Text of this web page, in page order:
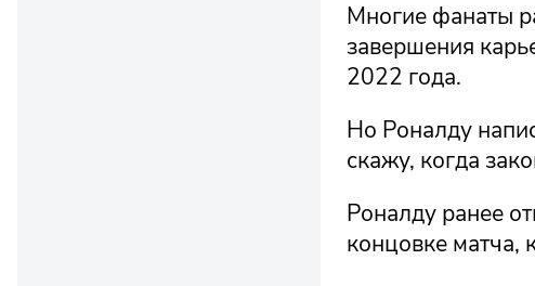
Многие фанаты
завершения
2022 года.
Но Роналду
скажу, когда
Роналду ранее
концовке матча,